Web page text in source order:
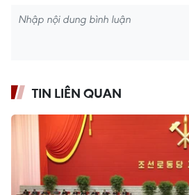
TIN LIÊN QUAN